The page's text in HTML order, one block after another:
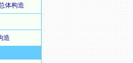
体构造
造